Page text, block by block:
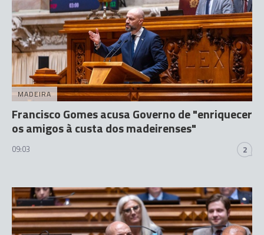
MADEIRA
Francisco Gomes acusa Governo de "enriquecer
os amigos à custa dos madeirenses"
09:03 2